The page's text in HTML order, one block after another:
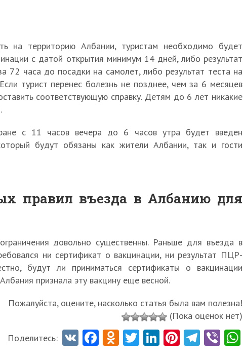
на территорию Албании, туристам необходимо будет
с датой открытия минимум 14 дней, либо результат
72 часа до посадки на самолет, либо результат теста на
турист перенес болезнь не позднее, чем за 6 месяцев
соответствующую справку. Детям до 6 лет никакие
с 11 часов вечера до 6 часов утра будет введен
будут обязаны как жители Албании, так и гости
правил въезда в Албанию для
довольно существенны. Раньше для въезда в
ни сертификат о вакцинации, ни результат ПЦР-
будут ли приниматься сертификаты о вакцинации
признала эту вакцину еще весной.
Пожалуйста, оцените, насколько статья была вам полезна!
(Пока оценок нет)
Поделитесь:
VFa O T Li PiTe Vi